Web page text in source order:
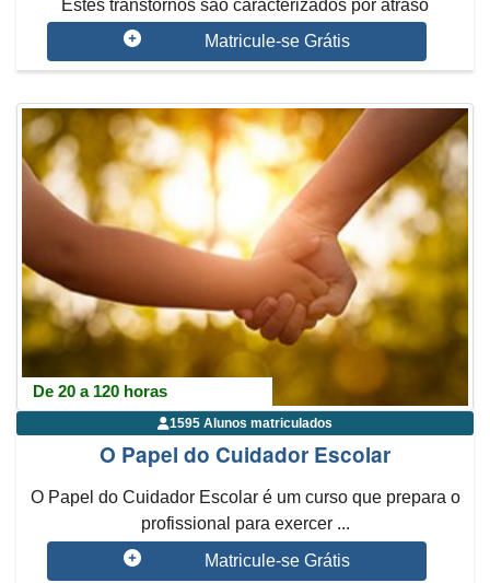
Estes transtornos são caracterizados por atraso
significativo no desenvolviment...
Matricule-se Grátis
De 20 a 120 horas
1595 Alunos matriculados
O Papel do Cuidador Escolar
O Papel do Cuidador Escolar é um curso que prepara o
profissional para exercer ...
Matricule-se Grátis